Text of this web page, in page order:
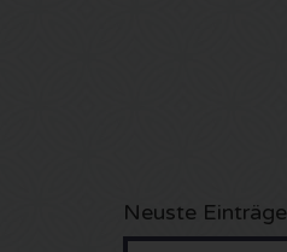
Neuste Einträge